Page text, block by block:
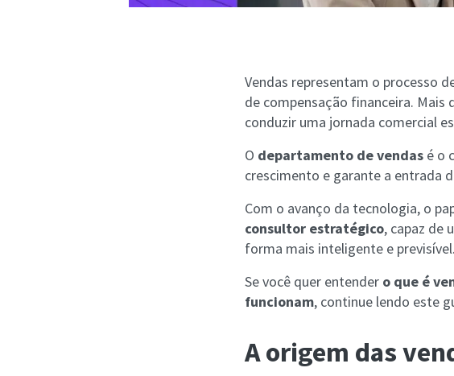
Vendas representam o processo
de compensação financeira.
conduzir uma jornada comercial
O departamento de vendas é o
crescimento e garante a entrada
Com o avanço da tecnologia, o
consultor estratégico, capaz de
forma mais inteligente e previsível.
Se você quer entender o que é
funcionam, continue lendo este
A origem das